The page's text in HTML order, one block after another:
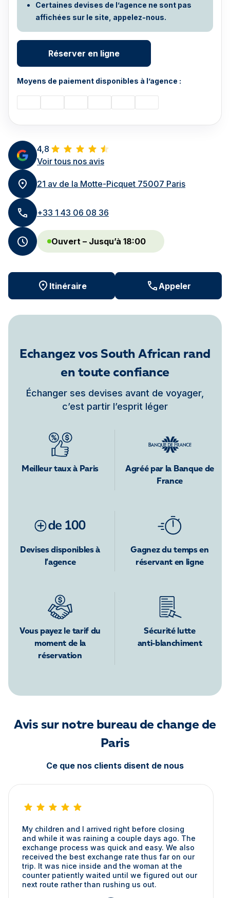
4,8
Voir tous nos avis
21 av de la Motte-Picquet 75007 Paris
+33 1 43 06 08 36
Ouvert – Jusqu’à 18:00
Itinéraire Appeler
Certaines devises de l’agence ne sont pas
affichées sur le site, appelez-nous.
Réserver en ligne
Moyens de paiement disponibles à l’agence :
Echangez vos South African rand
en toute confiance
Échanger ses devises avant de voyager,
c’est partir l’esprit léger
Meilleur taux à Paris
Agréé par la Banque de
France
Devises disponibles à
l’agence
Gagnez du temps en
réservant en ligne
Vous payez le tarif du
moment de la
réservation
Sécurité lutte
anti-blanchiment
Avis sur notre bureau de change de
Paris
Ce que nos clients disent de nous
My children and I arrived right before closing
and while it was raining a couple days ago. The
exchange process was quick and easy. We also
received the best exchange rate thus far on our
trip. It was nice inside and the woman at the
counter patiently waited until we figured out our
next route rather than rushing us out.